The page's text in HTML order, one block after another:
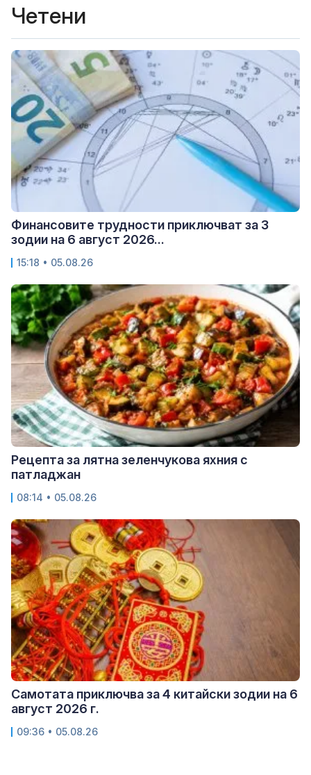
Четени
Финансовите трудности приключват за 3
зодии на 6 август 2026...
15:18 • 05.08.26
Рецепта за лятна зеленчукова яхния с
патладжан
08:14 • 05.08.26
Самотата приключва за 4 китайски зодии на 6
август 2026 г.
09:36 • 05.08.26